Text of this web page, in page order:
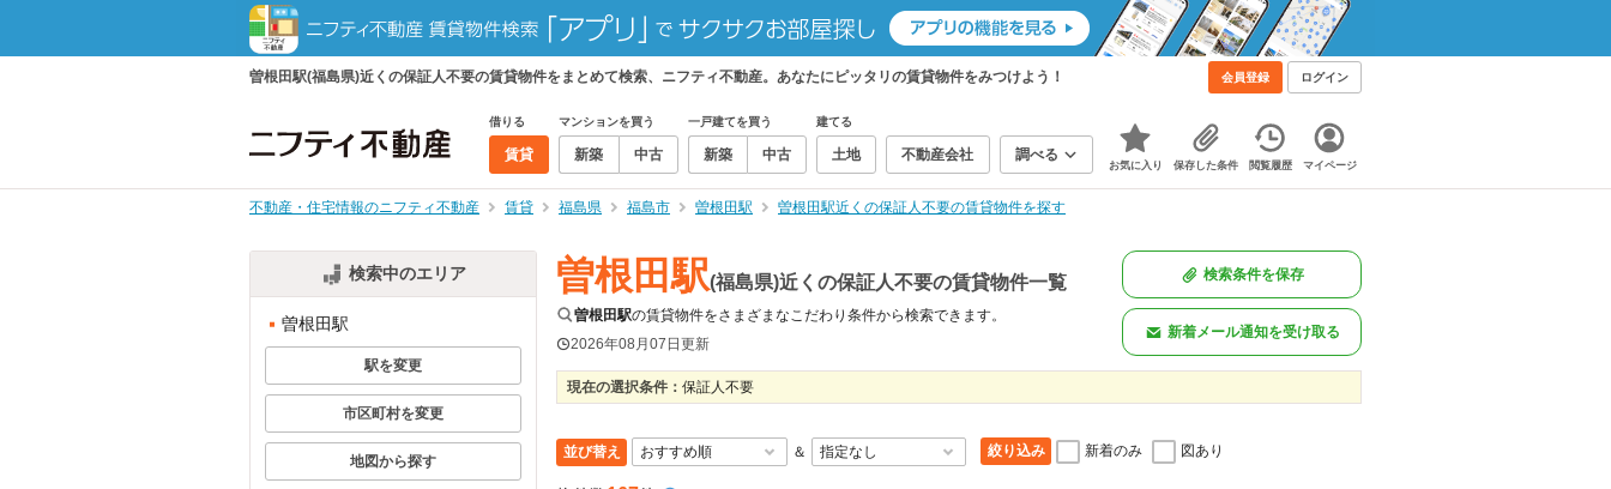
曽根田駅(福島県)近くの保証人不要の賃貸物件をまとめて検索、ニフティ不動産。あなたにピッタリの賃貸物件をみつけよう！ 会員登録 ログイン
借りる
賃貸
マンションを買う
新築 中古
一戸建てを買う
新築 中古
建てる
土地 不動産会社 調べる
お気に入り 保存した条件 閲覧履歴 マイページ
不動産・住宅情報のニフティ不動産 賃貸 福島県 福島市 曽根田駅 曽根田駅近くの保証人不要の賃貸物件を探す
検索中のエリア
曽根田駅
駅を変更
市区町村を変更
地図から探す
曽根田駅(福島県)近くの保証人不要の賃貸物件一覧
曽根田駅の賃貸物件をさまざまなこだわり条件から検索できます。
2026年08月07日更新
検索条件を保存
新着メール通知を受け取る
現在の選択条件： 保証人不要
並び替え ＆ 絞り込み 新着のみ 図あり